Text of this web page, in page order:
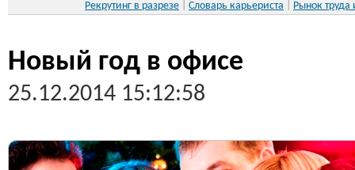
Рекрутинг в разрезе
Словарь карьериста Рынок труда
Новый год в офисе
25.12.2014 15:12:58